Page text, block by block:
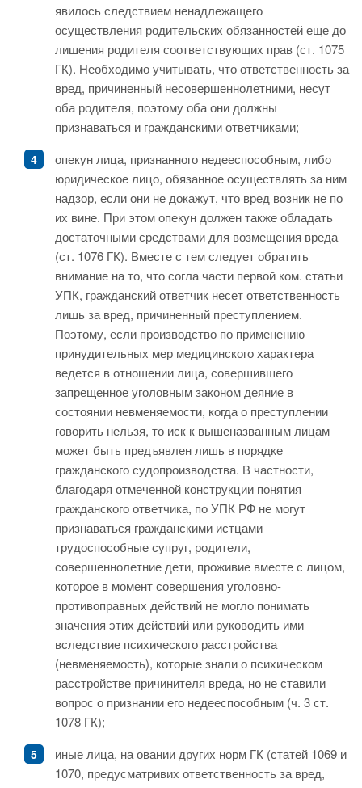
явилось следствием ненадлежащего
осуществления родительских обязанностей еще до
лишения родителя соответствующих прав (ст. 1075
ГК). Необходимо учитывать, что ответственность за
вред, причиненный несовершеннолетними, несут
оба родителя, поэтому оба они должны
признаваться и гражданскими ответчиками;
опекун лица, признанного недееспособным, либо
юридическое лицо, обязанное осуществлять за ним
надзор, если они не докажут, что вред возник не по
их вине. При этом опекун должен также обладать
достаточными средствами для возмещения вреда
(ст. 1076 ГК). Вместе с тем следует обратить
внимание на то, что согла части первой ком. статьи
УПК, гражданский ответчик несет ответственность
лишь за вред, причиненный преступлением.
Поэтому, если производство по применению
принудительных мер медицинского характера
ведется в отношении лица, совершившего
запрещенное уголовным законом деяние в
состоянии невменяемости, когда о преступлении
говорить нельзя, то иск к вышеназванным лицам
может быть предъявлен лишь в порядке
гражданского судопроизводства. В частности,
благодаря отмеченной конструкции понятия
гражданского ответчика, по УПК РФ не могут
признаваться гражданскими истцами
трудоспособные супруг, родители,
совершеннолетние дети, проживие вместе с лицом,
которое в момент совершения уголовно-
противоправных действий не могло понимать
значения этих действий или руководить ими
вследствие психического расстройства
(невменяемость), которые знали о психическом
расстройстве причинителя вреда, но не ставили
вопрос о признании его недееспособным (ч. 3 ст.
1078 ГК);
иные лица, на овании других норм ГК (статей 1069 и
1070, предусматривих ответственность за вред,